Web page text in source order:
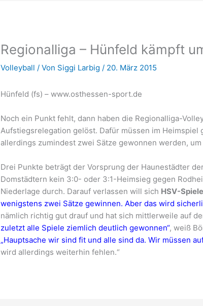
Regionalliga – Hünfeld kämpft
Volleyball / Von Siggi Larbig/ 20. März 2015
Hünfeld (fs) – www.osthessen-sport.de
Noch ein Punkt fehlt, dann haben die Regionalliga-
Aufstiegsrelegation gelöst. Dafür müssen im Heimspiel
allerdings zumindest zwei Sätze gewonnen werden,
Drei Punkte beträgt der Vorsprung der Haunestädter
Domstädtern kein 3:0- oder 3:1-Heimsieg gegen
Niederlage durch. Darauf verlassen will sich HSV-
wenigstens zwei Sätze gewinnen. Aber das wird
nämlich richtig gut drauf und hat sich mittlerweile auf
zuletzt alle Spiele ziemlich deutlich gewonnen“, weiß
„Hauptsache wir sind fit und alle sind da. Wir müssen
wird allerdings weiterhin fehlen.“